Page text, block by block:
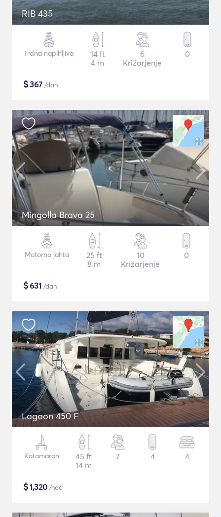
RIB 435
Trdna napihljiva
14 ft
4 m
6
Križarjenje
0
$367 /dan
Mingolla Brava 25
Motorna jahta
25 ft
8 m
10
Križarjenje
0
$631 /dan
Lagoon 450 F
Katamaran
45 ft
14 m
7 4 4
$1,320 /noč